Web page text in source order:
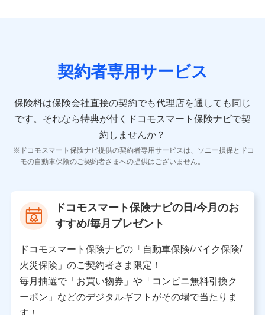
険契約に関する情報。例として、保険契約者及び被保険
者の氏名、住所、生年月日、性別、保険契約者と被保険
報、建物の構造や築年数などの情報、ペットの種類や年
齢などの情報などが含まれます。
【共同して利用する者の範囲】
当社
当社又は株式会社NTTドコモが提供する保険関連サービ
スにおけるユーザ登録受付および管理のため
を受けている保険会社・提携会社の保険その他に関する
情報を提供するため、また維持管理等の委託業務遂行の
ため、またそれらに付帯、関連する当社、株式会社NTT
ドコモおよび提携会社のサービスを案内、提供するため
（各サービスで取得したサービス利用履歴、ウェブサイ
トの閲覧履歴、購買履歴、ご契約内容等のパーソナルデ
ータを分析して、お客さまの趣味・嗜好・傾向に応じた
契約者専用サービス
保険料は保険会社直接の契約でも代理店を通しても同じ
です。 それなら特典が付くドコモスマート保険ナビで契
約しませんか？
ドコモスマート保険ナビ提供の契約者専用サービスは、ソニー損保とドコ
モの自動車保険のご契約者さまへの提供はございません。
ドコモスマート保険ナビの日/今月のお
すすめ/毎月プレゼント
ドコモスマート保険ナビの「自動車保険/バイク保険/
火災保険」のご契約者さま限定！
毎月抽選で「お買い物券」や「コンビニ無料引換ク
ーポン」などのデジタルギフトがその場で当たりま